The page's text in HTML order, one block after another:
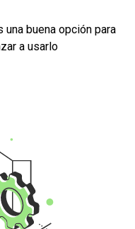
buena opción para
a usarlo